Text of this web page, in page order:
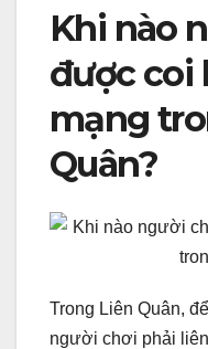
Khi nào
được coi
mạng
Quân?
Trong Liên Quân,
người chơi phải